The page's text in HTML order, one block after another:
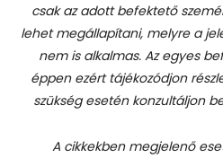
csak az adott befektető
lehet megállapítani, melyre a
nem is alkalmas. Az egyes
éppen ezért tájékozódjon
szükség esetén konzultáljon
A cikkekben megjelenő